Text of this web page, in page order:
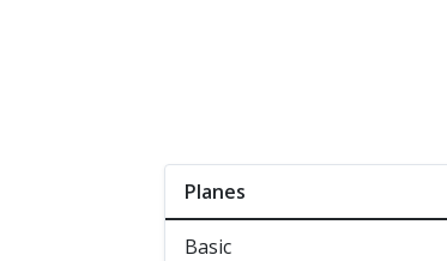
Planes
Basic